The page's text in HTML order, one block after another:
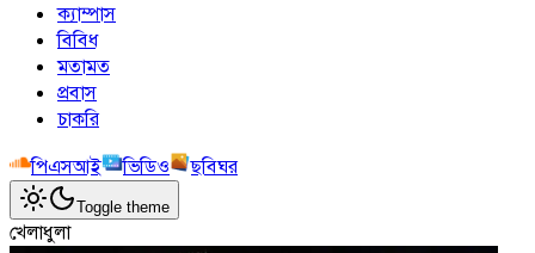
ক্যাম্পাস
বিবিধ
মতামত
প্রবাস
চাকরি
পিএসআই
ভিডিও ছবিঘর
Toggle theme
খেলাধুলা